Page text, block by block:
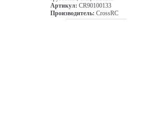
Артикул: CR90100133
Производитель: CrossRC